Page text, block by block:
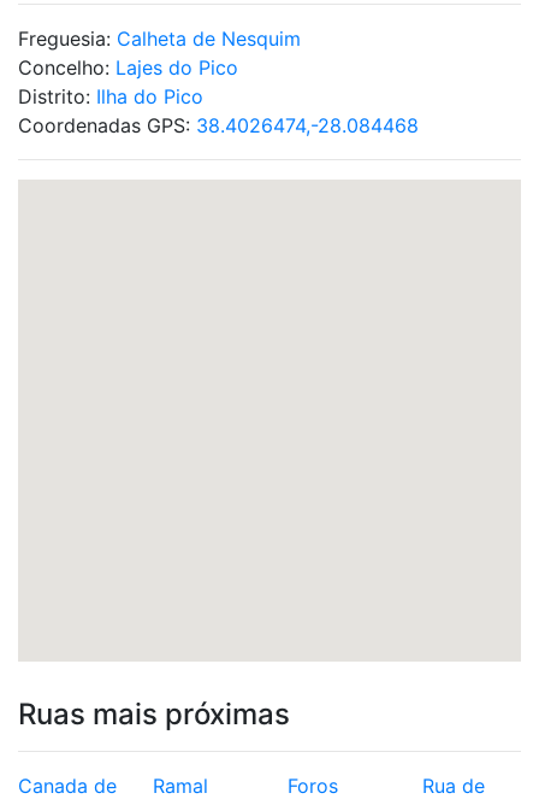
Freguesia: Calheta de Nesquim
Concelho: Lajes do Pico
Distrito: Ilha do Pico
Coordenadas GPS: 38.4026474,-28.084468
Ruas mais próximas
Canada de
Ramal
Foros
Rua de